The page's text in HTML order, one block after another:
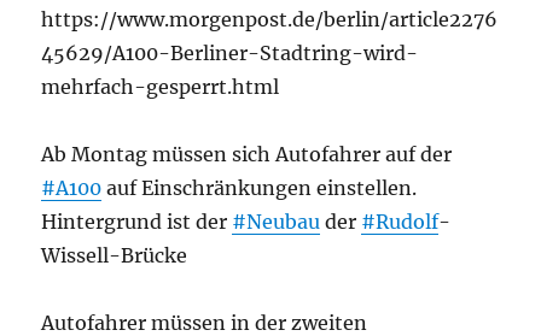
https://www.morgenpost.de/berlin/article2276
45629/A100-Berliner-Stadtring-wird-
mehrfach-gesperrt.html
Ab Montag müssen sich Autofahrer auf der
#A100 auf Einschränkungen einstellen.
Hintergrund ist der #Neubau der #Rudolf-
Wissell-Brücke
Autofahrer müssen in der zweiten